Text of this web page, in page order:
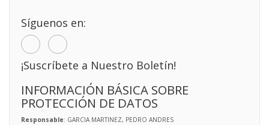
Síguenos en:
¡Suscríbete a Nuestro Boletín!
INFORMACIÓN BÁSICA SOBRE
PROTECCIÓN DE DATOS
Responsable: GARCIA MARTINEZ, PEDRO ANDRES